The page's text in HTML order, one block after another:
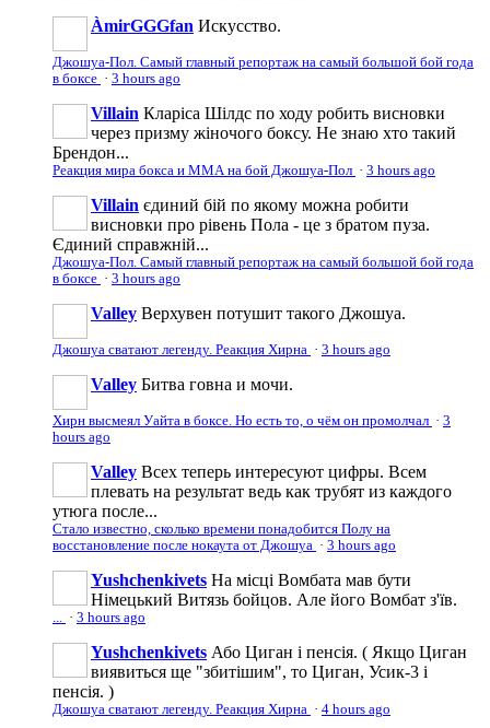
ÀmirGGGfan Искусство.
Джошуа-Пол. Самый главный репортаж на самый большой бой года
в боксе · 3 hours ago
Villain Кларіса Шілдс по ходу робить висновки
через призму жіночого боксу. Не знаю хто такий
Брендон...
Реакция мира бокса и ММА на бой Джошуа-Пол · 3 hours ago
Villain єдиний бій по якому можна робити
висновки про рівень Пола - це з братом пуза.
Єдиний справжній...
Джошуа-Пол. Самый главный репортаж на самый большой бой года
в боксе · 3 hours ago
Valley Верхувен потушит такого Джошуа.
Джошуа сватают легенду. Реакция Хирна · 3 hours ago
Valley Битва говна и мочи.
Хирн высмеял Уайта в боксе. Но есть то, о чём он промолчал · 3
hours ago
Valley Всех теперь интересуют цифры. Всем
плевать на результат ведь как трубят из каждого
утюга после...
Стало известно, сколько времени понадобится Полу на
восстановление после нокаута от Джошуа · 3 hours ago
Yushchenkivets На місці Вомбата мав бути
Німецький Витязь бойцов. Але його Вомбат з'їв.
... · 3 hours ago
Yushchenkivets Або Циган і пенсія. ( Якщо Циган
виявиться ще "збитішим", то Циган, Усик-3 і
пенсія. )
Джошуа сватают легенду. Реакция Хирна · 4 hours ago